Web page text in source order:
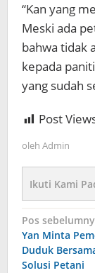
“Kan yang
Meski ada
bahwa tidak
kepada
yang sudah
Post
oleh Admin
Ikuti Kami
Navigasi
pos
Pos
Yan Minta
Duduk
Solusi Petani